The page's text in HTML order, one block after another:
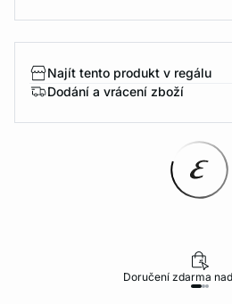
Najít tento produkt v regálu
Dodání a vrácení zboží
Doručení zdarma